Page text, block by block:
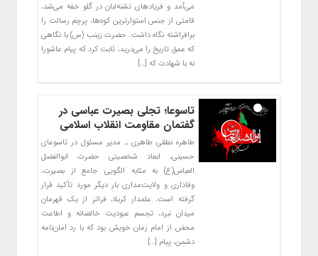
می‌آمد و فریادهای تشنه‌لبان در گلو خفه می‌شد،
قامتی از جنس استوارترین کوه‌ها، پرچم رسالت را
برافراشته نگاه داشت. حضرت زینب (س) با نگاهی
که عمق تاریخ را می‌درید، ثابت کرد که پیام عاشورا
نه با شهادت که […]
تاسوعا؛ تجلی بصیرت عباسی در
گفتمان مقاومت انقلاب اسلامی
طاهره نطقی طاهری ـ مدیر مسئول در تاسوعای
حسینی، ابعاد شخصیتی حضرت ابوالفضل
العباس(ع) به مثابه الگویی جامع از بصیرت،
وفاداری و ولایت‌مداری بار دیگر مورد تأکید قرار
گرفته است. علمدار کربلا، فراتر از یک قهرمان
میدان نبرد، تجسم عبودیت خالصانه و اطاعت
محض از امام زمان خویش بود که با رد امان‌نامه
دشمن، پیام […]